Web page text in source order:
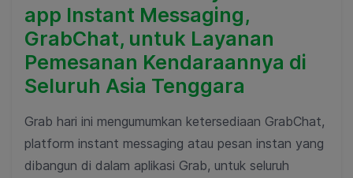
app Instant Messaging,
GrabChat, untuk Layanan
Pemesanan Kendaraannya di
Seluruh Asia Tenggara
Grab hari ini mengumumkan ketersediaan GrabChat,
platform instant messaging atau pesan instan yang
dibangun di dalam aplikasi Grab, untuk seluruh